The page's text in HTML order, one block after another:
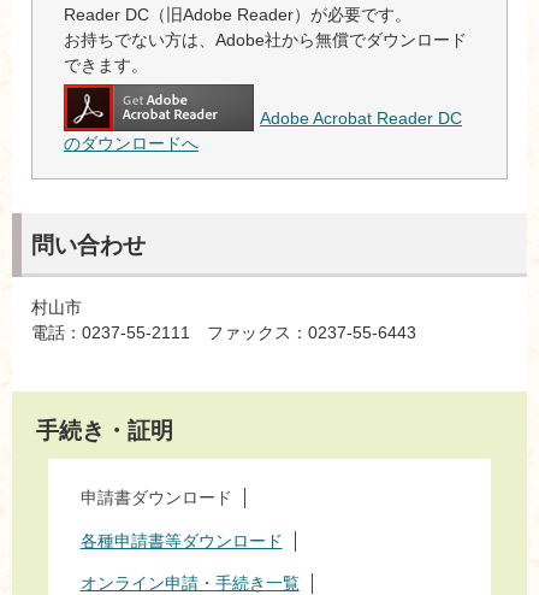
Reader DC（旧Adobe Reader）が必要です。
お持ちでない方は、Adobe社から無償でダウンロード
できます。
Adobe Acrobat Reader DC
のダウンロードへ
問い合わせ
村山市
電話：0237-55-2111 ファックス：0237-55-6443
手続き・証明
申請書ダウンロード
各種申請書等ダウンロード
オンライン申請・手続き一覧